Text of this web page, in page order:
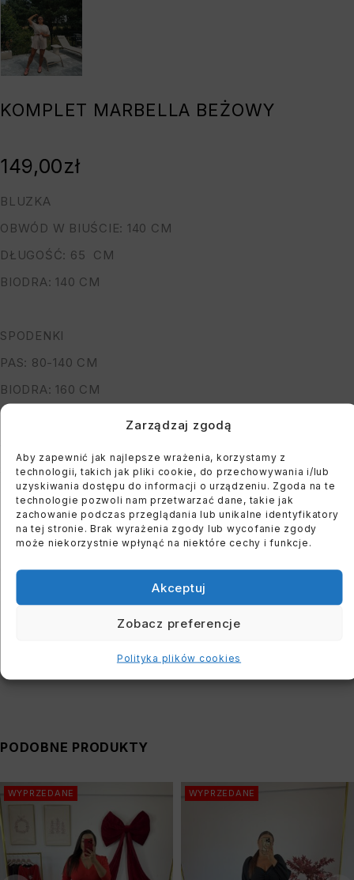
Zarządzaj zgodą
Aby zapewnić jak najlepsze wrażenia, korzystamy z
technologii, takich jak pliki cookie, do przechowywania i/lub
uzyskiwania dostępu do informacji o urządzeniu. Zgoda na te
technologie pozwoli nam przetwarzać dane, takie jak
zachowanie podczas przeglądania lub unikalne identyfikatory
na tej stronie. Brak wyrażenia zgody lub wycofanie zgody
może niekorzystnie wpłynąć na niektóre cechy i funkcje.
Akceptuj
Zobacz preferencje
Polityka plików cookies
KOMPLET MARBELLA BEŻOWY
BLUZKA
OBWÓD W BIUŚCIE: 140 CM
DŁUGOŚĆ: 65 CM
BIODRA: 140 CM
SPODENKI
PAS: 80-140 CM
BIODRA: 160 CM
DŁUGOŚĆ: 38 CM
SKŁAD: 100% BAWEŁNA WISKOZOWA
(MATERIAŁ MIĘKKI, ROZCIĄGLIWY)
*PODANE WYMIARY SĄ MAKSYMALNYMI
MODELKA MA 164 CM WZROSTU, OBWÓD BIUSTU 122
CM I BIODER: 118 CM
149,00zł
You must register to use the waitlist feature. Please
PODOBNE PRODUKTY
WYPRZEDANE WYPRZEDANE